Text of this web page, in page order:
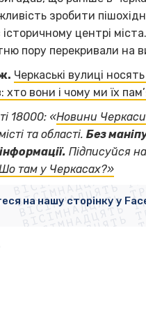
зробити
історичному центрі
пору перекривали на
Черкаські вулиці
хто вони і чому ми їх
18000: «Новини Черкаси
та області. Без
Підписуйся на
там у Черкасах?»
ВІСІМНАДЦЯТЬ
ВІСІМНАДЦЯТЬ
ВІСІМНАДЦЯТЬ
ВІСІМНАДЦЯТЬ
ВІСІМНАДЦЯТЬ
ВІСІМНАДЦЯТЬ
на нашу сторінку у